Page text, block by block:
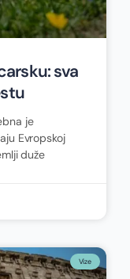
sva
je
Evropskoj
duže
Vize